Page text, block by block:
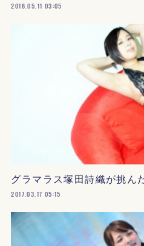
2018.05.11 03:05
グラマラス塚田詩織が挑ん
2017.03.17 05:15